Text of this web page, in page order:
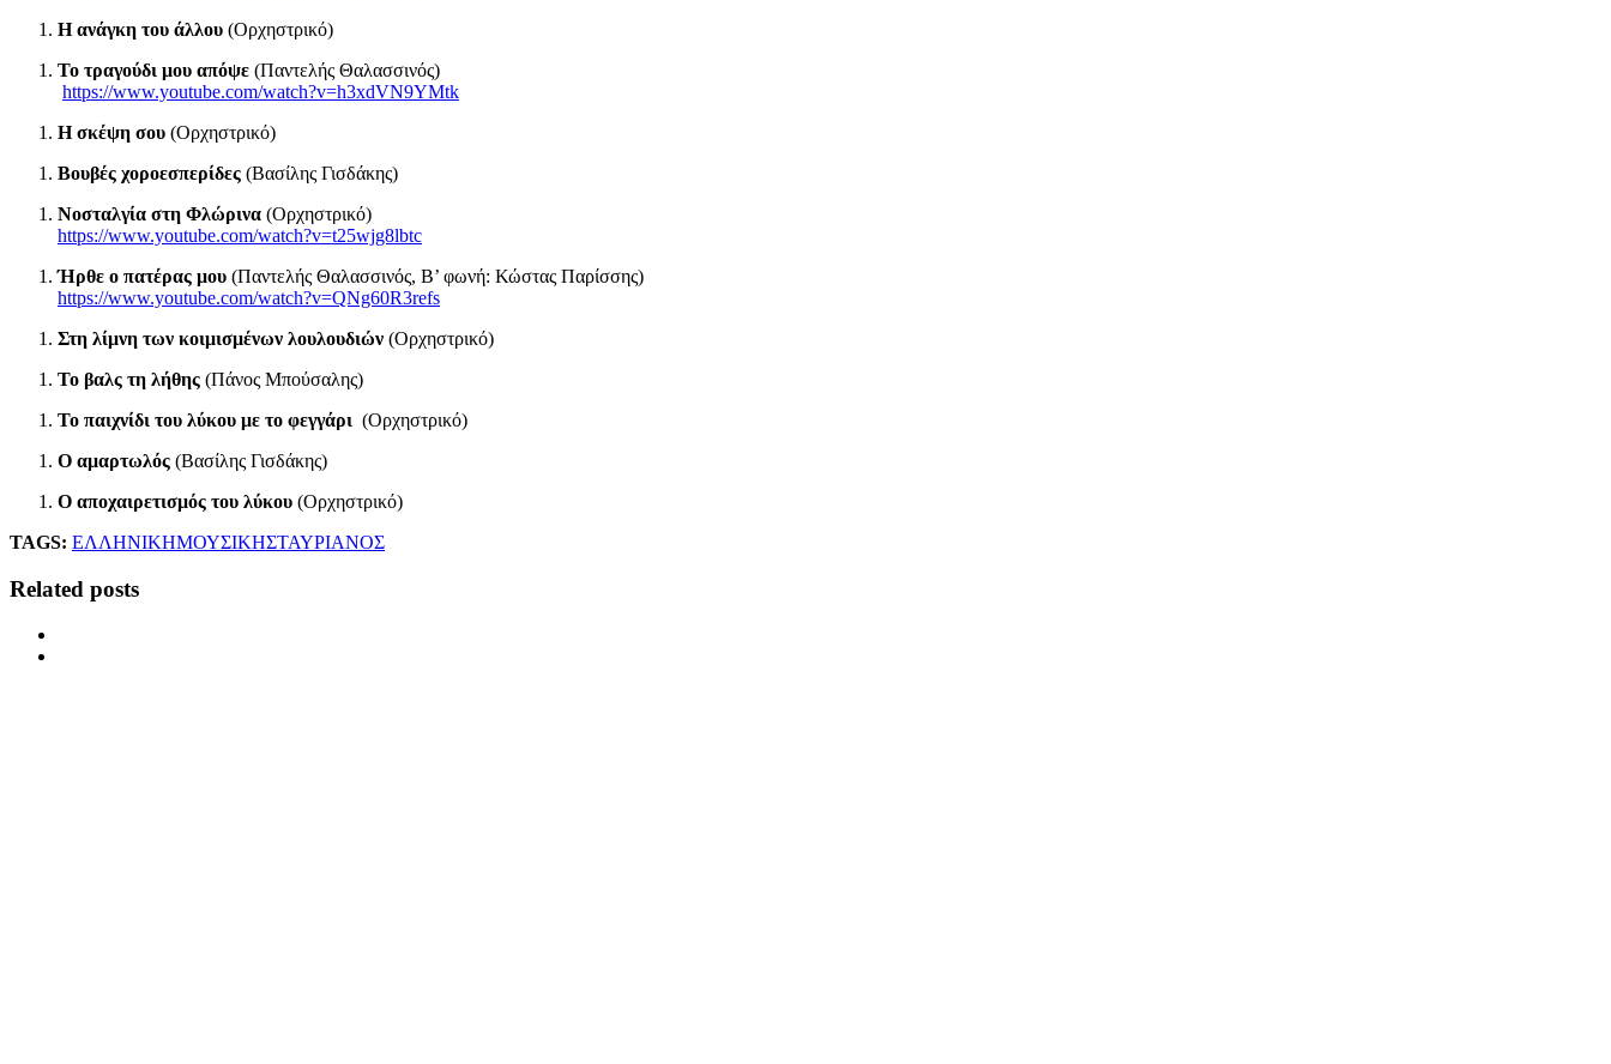
Η ανάγκη του άλλου (Ορχηστρικό)
Το τραγούδι μου απόψε (Παντελής Θαλασσινός)
https://www.youtube.com/watch?v=h3xdVN9YMtk
Η σκέψη σου (Ορχηστρικό)
Βουβές χοροεσπερίδες (Βασίλης Γισδάκης)
Νοσταλγία στη Φλώρινα (Ορχηστρικό)
https://www.youtube.com/watch?v=t25wjg8lbtc
Ήρθε ο πατέρας μου (Παντελής Θαλασσινός, Β’ φωνή: Κώστας Παρίσσης)
https://www.youtube.com/watch?v=QNg60R3refs
Στη λίμνη των κοιμισμένων λουλουδιών (Ορχηστρικό)
Το βαλς τη λήθης (Πάνος Μπούσαλης)
Το παιχνίδι του λύκου με το φεγγάρι (Ορχηστρικό)
Ο αμαρτωλός (Βασίλης Γισδάκης)
Ο αποχαιρετισμός του λύκου (Ορχηστρικό)
TAGS: ΕΛΛΗΝΙΚΗΜΟΥΣΙΚΗΣΤΑΥΡΙΑΝΟΣ
Related posts